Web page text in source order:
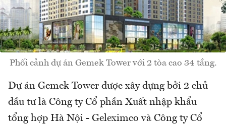
Phối cảnh dự án Gemek Tower với 2 tòa cao 34 tầng.
Dự án Gemek Tower được xây dựng bởi 2 chủ
đầu tư là Công ty Cổ phần Xuất nhập khẩu
tổng hợp Hà Nội - Geleximco và Công ty Cổ